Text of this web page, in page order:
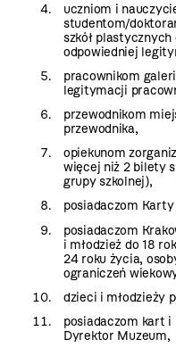
uczniom i
studentom/
szkół
odpowiedniej
pracownikom
legitymacji
przewodnikom
przewodnika,
opiekunom
więcej niż 2 bilety
grupy szkolnej),
posiadaczom Karty
posiadaczom
i młodzież do 18
24 roku życia,
ograniczeń
dzieci i młodzieży
posiadaczom kart
Dyrektor Muzeum,